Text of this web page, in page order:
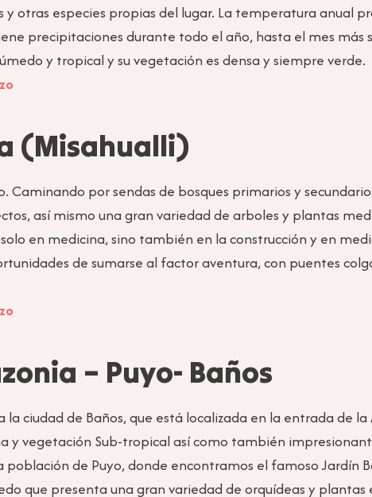
y otras especies propias del lugar. La temperatura anual
precipitaciones durante todo el año, hasta el mes más
y tropical y su vegetación es densa y siempre verde.
(Misahualli)
Caminando por sendas de bosques primarios y
así mismo una gran variedad de arboles y plantas
en medicina, sino también en la construcción y en
de sumarse al factor aventura, con puentes
– Puyo- Baños
la ciudad de Baños, que está localizada en la entrada de
y vegetación Sub-tropical así como también
de Puyo, donde encontramos el famoso Jardín
que presenta una gran variedad de orquídeas y plantas